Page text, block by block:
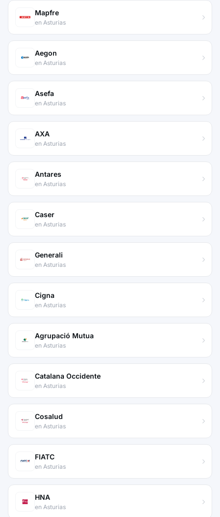
Mapfre
en Asturias
Aegon
en Asturias
Asefa
en Asturias
AXA
en Asturias
Antares
en Asturias
Caser
en Asturias
Generali
en Asturias
Cigna
en Asturias
Agrupació Mutua
en Asturias
Catalana Occidente
en Asturias
Cosalud
en Asturias
FIATC
en Asturias
HNA
en Asturias